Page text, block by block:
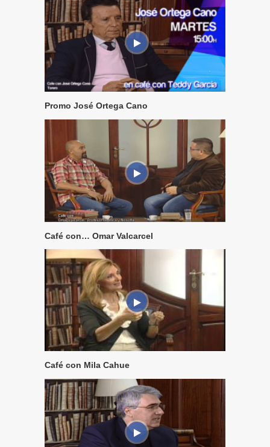
Promo José Ortega Cano
Café con… Omar Valcarcel
Café con Mila Cahue